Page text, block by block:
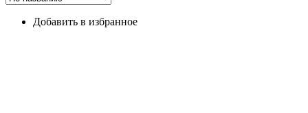
Добавить в избранное